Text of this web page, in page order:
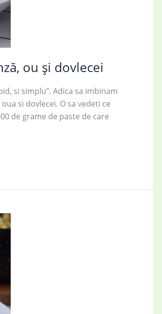
ou și dovlecei
si simplu”. Adica sa imbinam
si dovlecei. O sa vedeti ce
de grame de paste de care